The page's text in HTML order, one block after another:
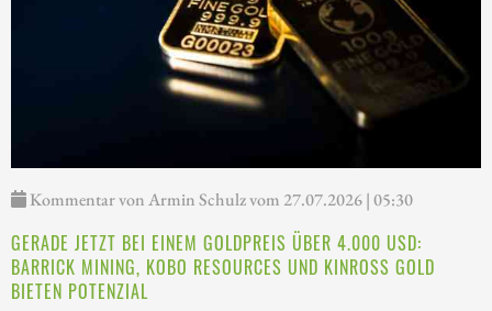
Kommentar von Armin Schulz vom 27.07.2026 | 05:30
GERADE JETZT BEI EINEM GOLDPREIS ÜBER 4.000 USD:
BARRICK MINING, KOBO RESOURCES UND KINROSS GOLD
BIETEN POTENZIAL